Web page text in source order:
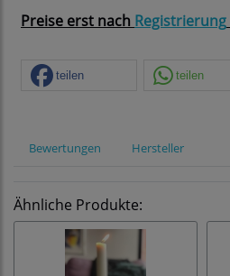
Preise erst nach Registrierung
teilen teilen
Bewertungen Hersteller
Ähnliche Produkte: